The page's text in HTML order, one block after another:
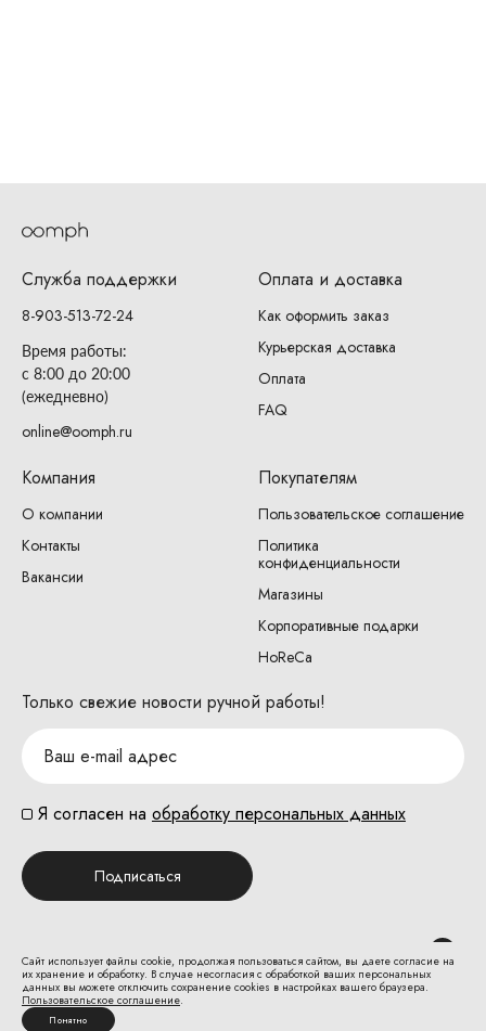
Служба поддержки
8-903-513-72-24
Время работы:
с 8:00 до 20:00
(ежедневно)
online@oomph.ru
Оплата и доставка
Как оформить заказ
Курьерская доставка
Оплата
FAQ
Компания
О компании
Контакты
Вакансии
Покупателям
Пользовательское соглашение
Политика
конфиденциальности
Магазины
Корпоративные подарки
HoReCa
Только свежие новости ручной работы!
Я согласен на обработку персональных данных
Подписаться
Сайт использует файлы cookie, продолжая пользоваться сайтом, вы даете согласие на
их хранение и обработку. В случае несогласия с обработкой ваших персональных
данных вы можете отключить сохранение cookies в настройках вашего браузера.
Пользовательское соглашение.
Понятно